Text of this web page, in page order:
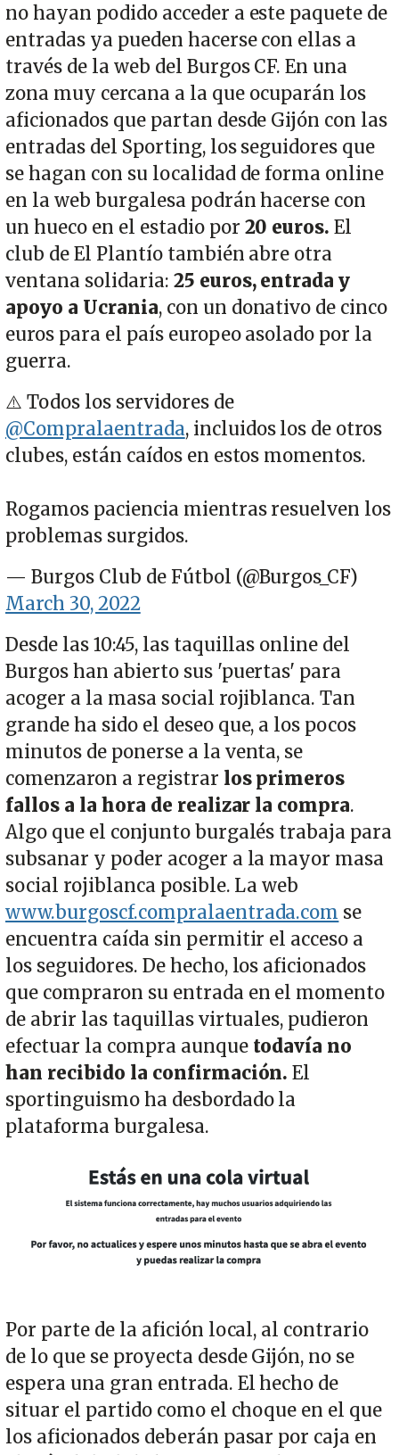
no hayan podido acceder a este paquete de
entradas ya pueden hacerse con ellas a
través de la web del Burgos CF. En una
zona muy cercana a la que ocuparán los
aficionados que partan desde Gijón con las
entradas del Sporting, los seguidores que
se hagan con su localidad de forma online
en la web burgalesa podrán hacerse con
un hueco en el estadio por 20 euros. El
club de El Plantío también abre otra
ventana solidaria: 25 euros, entrada y
apoyo a Ucrania, con un donativo de cinco
euros para el país europeo asolado por la
guerra.
⚠️ Todos los servidores de
@Compralaentrada, incluidos los de otros
clubes, están caídos en estos momentos.
Rogamos paciencia mientras resuelven los
problemas surgidos.
— Burgos Club de Fútbol (@Burgos_CF)
March 30, 2022
Desde las 10:45, las taquillas online del
Burgos han abierto sus 'puertas' para
acoger a la masa social rojiblanca. Tan
grande ha sido el deseo que, a los pocos
minutos de ponerse a la venta, se
comenzaron a registrar los primeros
fallos a la hora de realizar la compra.
Algo que el conjunto burgalés trabaja para
subsanar y poder acoger a la mayor masa
social rojiblanca posible. La web
www.burgoscf.compralaentrada.com se
encuentra caída sin permitir el acceso a
los seguidores. De hecho, los aficionados
que compraron su entrada en el momento
de abrir las taquillas virtuales, pudieron
efectuar la compra aunque todavía no
han recibido la confirmación. El
sportinguismo ha desbordado la
plataforma burgalesa.
Por parte de la afición local, al contrario
de lo que se proyecta desde Gijón, no se
espera una gran entrada. El hecho de
situar el partido como el choque en el que
los aficionados deberán pasar por caja en